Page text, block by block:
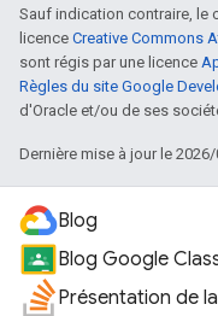
Sauf indication contraire, le
licence Creative Commons
sont régis par une licence
Règles du site Google
d'Oracle et/ou de ses
Dernière mise à jour le
Blog
Blog Google
Présentation de